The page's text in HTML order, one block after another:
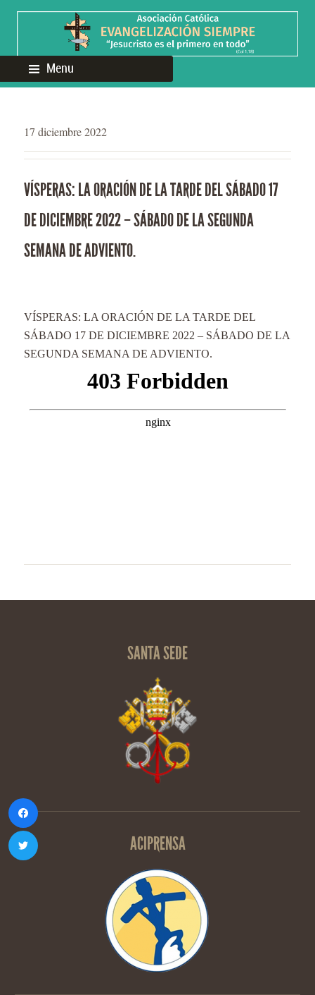
Menu
17 diciembre 2022
VÍSPERAS: LA ORACIÓN DE LA TARDE DEL SÁBADO 17
DE DICIEMBRE 2022 – SÁBADO DE LA SEGUNDA
SEMANA DE ADVIENTO.
VÍSPERAS: LA ORACIÓN DE LA TARDE DEL
SÁBADO 17 DE DICIEMBRE 2022 – SÁBADO DE LA
SEGUNDA SEMANA DE ADVIENTO.
SANTA SEDE
ACIPRENSA